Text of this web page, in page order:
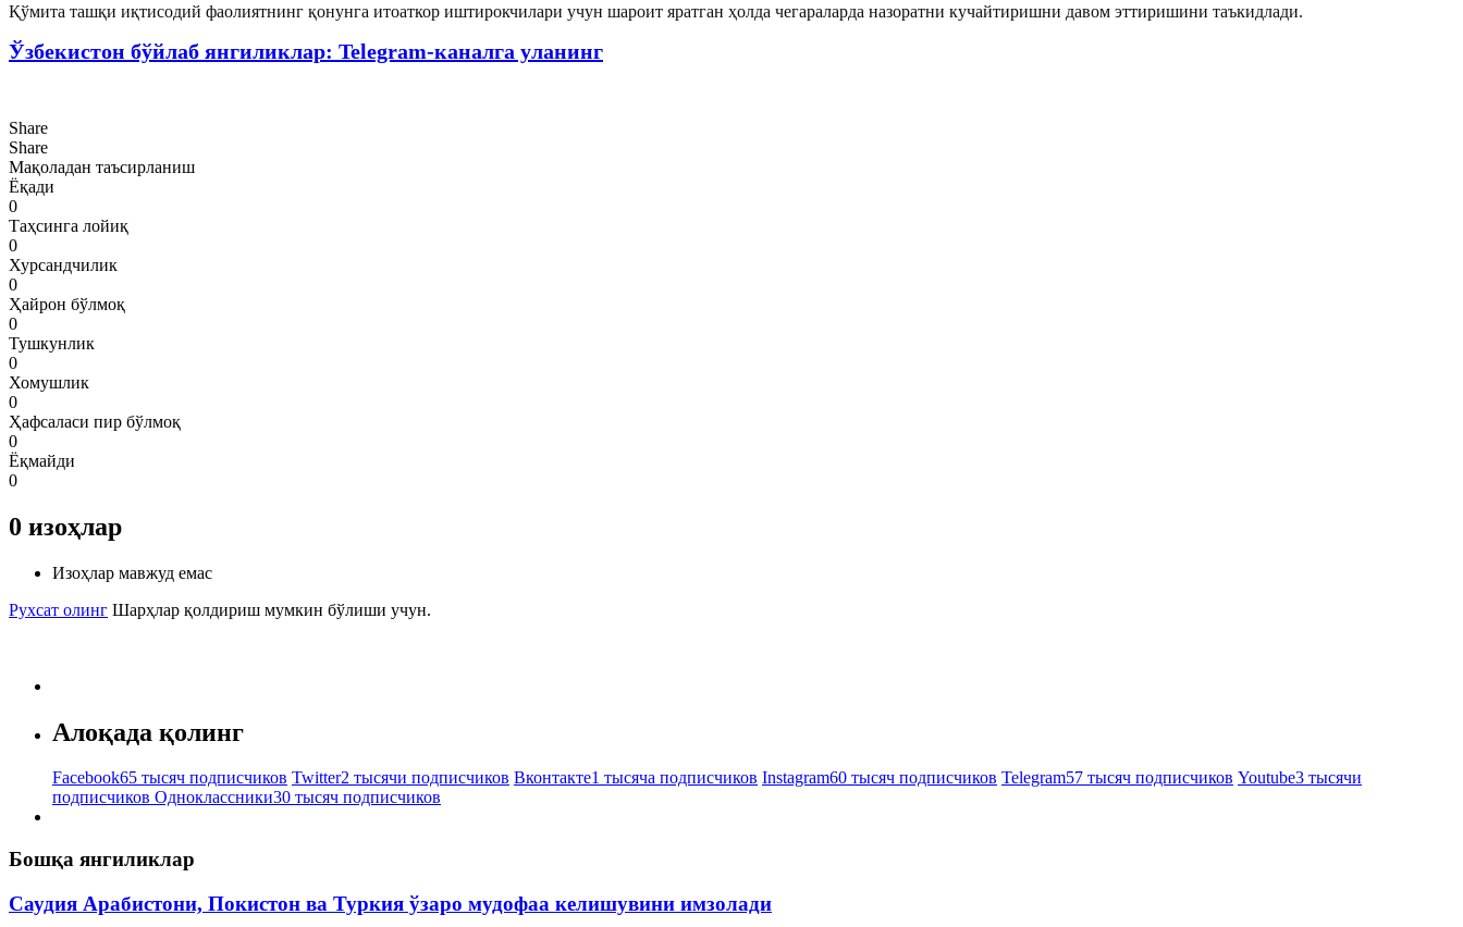
Қўмита ташқи иқтисодий фаолиятнинг қонунга итоаткор иштирокчилари учун шароит яратган ҳолда чегараларда назоратни кучайтиришни давом эттиришини таъкидлади.
Ўзбекистон бўйлаб янгиликлар: Telegram-каналга уланинг
Share
Share
Мақоладан таъсирланиш
Ёқади
0
Таҳсинга лойиқ
0
Хурсандчилик
0
Ҳайрон бўлмоқ
0
Тушкунлик
0
Хомушлик
0
Ҳафсаласи пир бўлмоқ
0
Ёқмайди
0
0 изоҳлар
Изоҳлар мавжуд емас
Рухсат олинг Шарҳлар қолдириш мумкин бўлиши учун.
Алоқада қолинг
Facebook65 тысяч подписчиков Twitter2 тысячи подписчиков Вконтакте1 тысяча подписчиков Instagram60 тысяч подписчиков Telegram57 тысяч подписчиков Youtube3 тысячи
подписчиков Одноклассники30 тысяч подписчиков
Бошқа янгиликлар
Саудия Арабистони, Покистон ва Туркия ўзаро мудофаа келишувини имзолади